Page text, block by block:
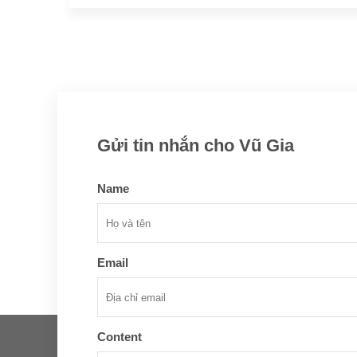
Gửi tin nhắn cho Vũ Gia
Name
Email
Content